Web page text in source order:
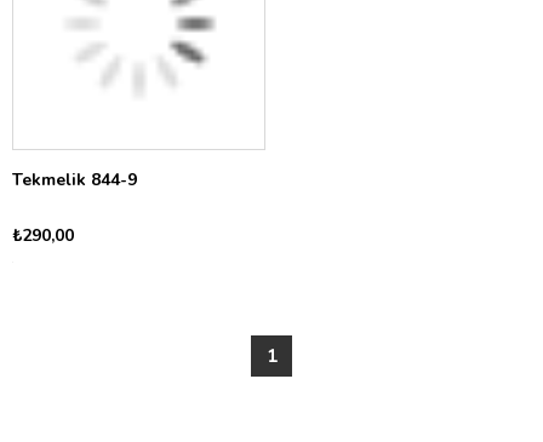
Tekmelik 844-9
₺290,00
1